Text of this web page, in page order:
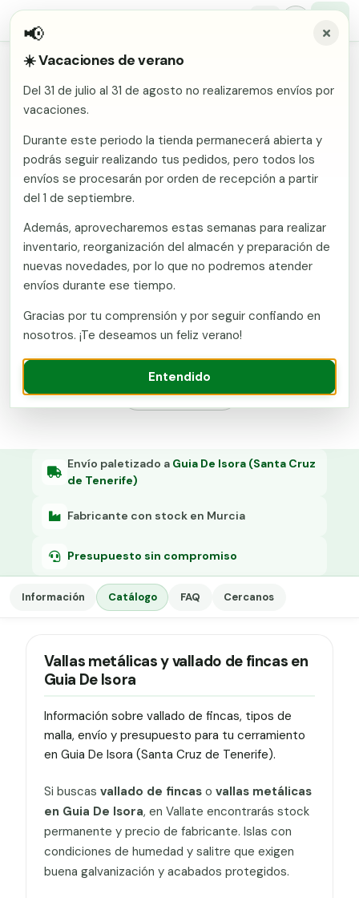
📢
☀️ Vacaciones de verano
Del 31 de julio al 31 de agosto no realizaremos envíos por
vacaciones.
Durante este periodo la tienda permanecerá abierta y
podrás seguir realizando tus pedidos, pero todos los
envíos se procesarán por orden de recepción a partir
del 1 de septiembre.
Además, aprovecharemos estas semanas para realizar
inventario, reorganización del almacén y preparación de
nuevas novedades, por lo que no podremos atender
envíos durante ese tiempo.
Gracias por tu comprensión y por seguir confiando en
nosotros. ¡Te deseamos un feliz verano!
Entendido
Malla ganadera
Malla simple torsión
Malla triple torsión
Panel malla H.
Puerta abatible dos hojas
Puerta acceso peatonal
Poste malla simple torsión
Alambre de espino galvanizado
Alambre liso galvanizado
Malla ocultación 70 g/m² verde
Abrazadera PVC malla H.
Grapadora
Tensor galvanizado
Vallas metálicas y vallado de fincas en Guia De Isora
Vallas metálicas y vallado de
fincas en Guia De Isora
Fabricante en Murcia con envío a Guia De Isora
(Santa Cruz de Tenerife). Vallas metálicas y vallado
de fincas: mallas, postes, puertas y kits. Islas con
condiciones de humedad y salitre que exigen buena
galvanización y acabados protegidos. Presupuesto
sin compromiso.
Llamar ahora
Ver catálogo
Presupuesto
Envío paletizado a Guia De Isora (Santa Cruz
de Tenerife)
Fabricante con stock en Murcia
Presupuesto sin compromiso
Información Catálogo FAQ Cercanos
Vallas metálicas y vallado de fincas en
Guia De Isora
Información sobre vallado de fincas, tipos de
malla, envío y presupuesto para tu cerramiento
en Guia De Isora (Santa Cruz de Tenerife).
Si buscas vallado de fincaso vallas metálicas
en Guia De Isora, en Vallate encontrarás stock
permanente y precio de fabricante. Islas con
condiciones de humedad y salitre que exigen
buena galvanización y acabados protegidos.